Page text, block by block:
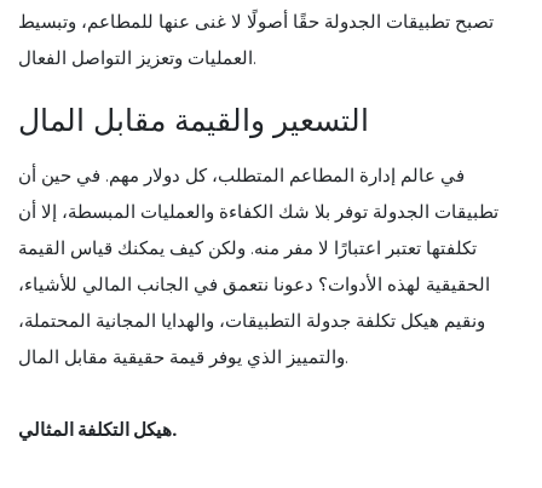
تصبح تطبيقات الجدولة حقًا أصولًا لا غنى عنها للمطاعم، وتبسيط
العمليات وتعزيز التواصل الفعال.
التسعير والقيمة مقابل المال
في عالم إدارة المطاعم المتطلب، كل دولار مهم. في حين أن
تطبيقات الجدولة توفر بلا شك الكفاءة والعمليات المبسطة، إلا أن
تكلفتها تعتبر اعتبارًا لا مفر منه. ولكن كيف يمكنك قياس القيمة
الحقيقية لهذه الأدوات؟ دعونا نتعمق في الجانب المالي للأشياء،
ونقيم هيكل تكلفة جدولة التطبيقات، والهدايا المجانية المحتملة،
والتمييز الذي يوفر قيمة حقيقية مقابل المال.
هيكل التكلفة المثالي.